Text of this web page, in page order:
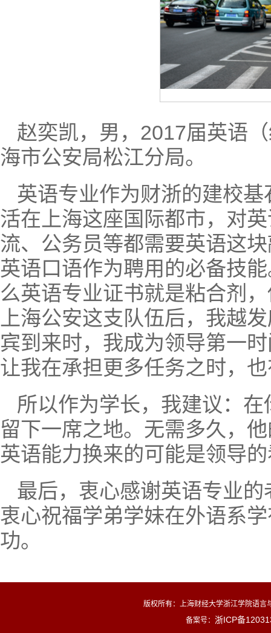
赵奕凯，男，2017届英语
海市公安局松江分局。
英语专业作为财浙的建校
活在上海这座国际都市，对
流、公务员等都需要英语这
英语口语作为聘用的必备技
么英语专业证书就是粘合剂
上海公安这支队伍后，我越
宾到来时，我成为领导第一
让我在承担更多任务之时，
所以作为学长，我建议：
留下一席之地。无需多久，
英语能力换来的可能是领导
最后，衷心感谢英语专业
衷心祝福学弟学妹在外语系
功。
版权所有： 上海财经大学浙江学院语
备案号： 浙ICP备